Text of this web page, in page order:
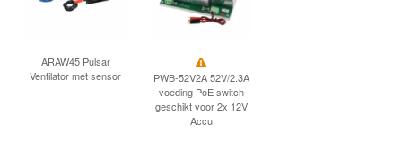
ARAW45 Pulsar
Ventilator met sensor
PWB-52V2A 52V/2.3A
voeding PoE switch
geschikt voor 2x 12V
Accu